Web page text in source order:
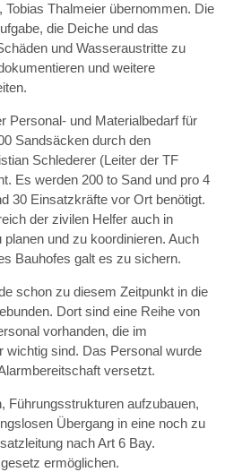
Thalmeier übernommen. Die
die Deiche und das
und Wasseraustritte zu
und weitere
Personal- und Materialbedarf für
Sandsäcken durch den
Schlederer (Leiter der TF
Es werden 200 to Sand und pro 4
30 Einsatzkräfte vor Ort benötigt.
der zivilen Helfer auch in
und zu koordinieren. Auch
Bauhofes galt es zu sichern.
schon zu diesem Zeitpunkt in die
Dort sind eine Reihe von
vorhanden, die im
wichtig sind. Das Personal wurde
versetzt.
Führungsstrukturen aufzubauen,
Übergang in eine noch zu
nach Art 6 Bay.
ermöglichen.